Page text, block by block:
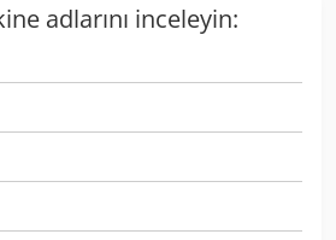
adlarını inceleyin: